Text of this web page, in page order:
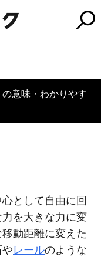
の意味・わかりやす
として自由に回
を大きな力に変
動距離に変えた
レールのような